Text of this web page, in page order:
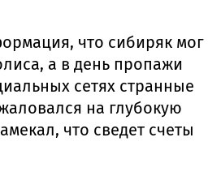
что сибиряк мог
а в день пропажи
сетях странные
на глубокую
что сведет счеты